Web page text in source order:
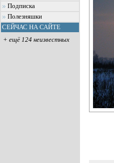
Подписка
Полезняшки
СЕЙЧАС НА САЙТЕ
+ ещё 124 неизвестных